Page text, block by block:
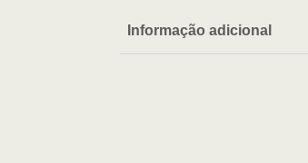
Informação adicional